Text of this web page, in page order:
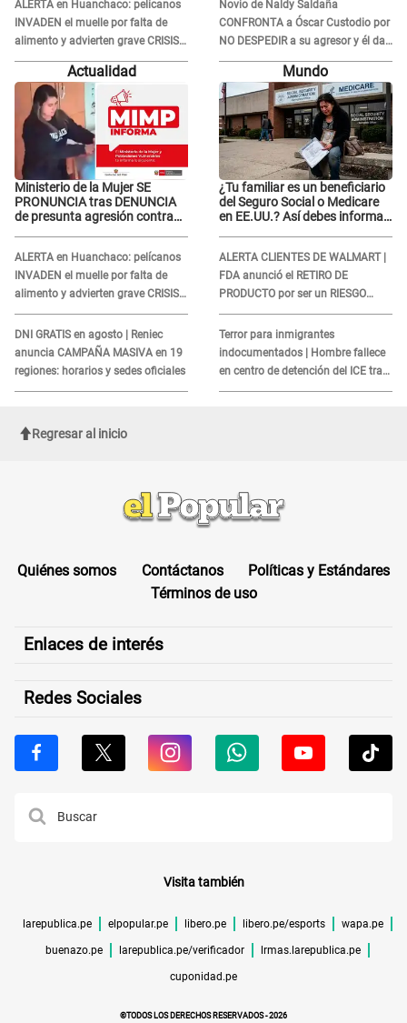
ALERTA en Huanchaco: pelícanos
INVADEN el muelle por falta de
alimento y advierten grave CRISIS
en el mar
Novio de Naldy Saldaña
CONFRONTA a Óscar Custodio por
NO DESPEDIR a su agresor y él da
INDIGNANTE respuesta: "Nadie me
dice qué hacer"
Actualidad
Ministerio de la Mujer SE
PRONUNCIA tras DENUNCIA
de presunta agresión contra
ALERTA en Huanchaco: pelícanos
INVADEN el muelle por falta de
alimento y advierten grave CRISIS
en el mar
DNI GRATIS en agosto | Reniec
anuncia CAMPAÑA MASIVA en 19
regiones: horarios y sedes oficiales
Mundo
¿Tu familiar es un beneficiario
del Seguro Social o Medicare
en EE.UU.? Así debes informar
ALERTA CLIENTES DE WALMART |
FDA anunció el RETIRO DE
PRODUCTO por ser un RIESGO
MORTAL para consumidores: ¿Cuál
es?
Terror para inmigrantes
indocumentados | Hombre fallece
en centro de detención del ICE tras
sufrir una "emergencia médica"
Regresar al inicio
Quiénes somos Contáctanos
Políticas y Estándares
Términos de uso
Enlaces de interés
Redes Sociales
Visita también
larepublica.pe elpopular.pe libero.pe libero.pe/esports wapa.pe
buenazo.pe larepublica.pe/verificador lrmas.larepublica.pe
cuponidad.pe
©TODOS LOS DERECHOS RESERVADOS -2026